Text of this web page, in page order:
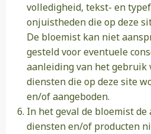
volledigheid, tekst- en
onjuistheden die op deze
De bloemist kan niet
gesteld voor eventuele
aanleiding van het gebruik
diensten die op deze site
en/of aangeboden.
In het geval de bloemist
diensten en/of producten